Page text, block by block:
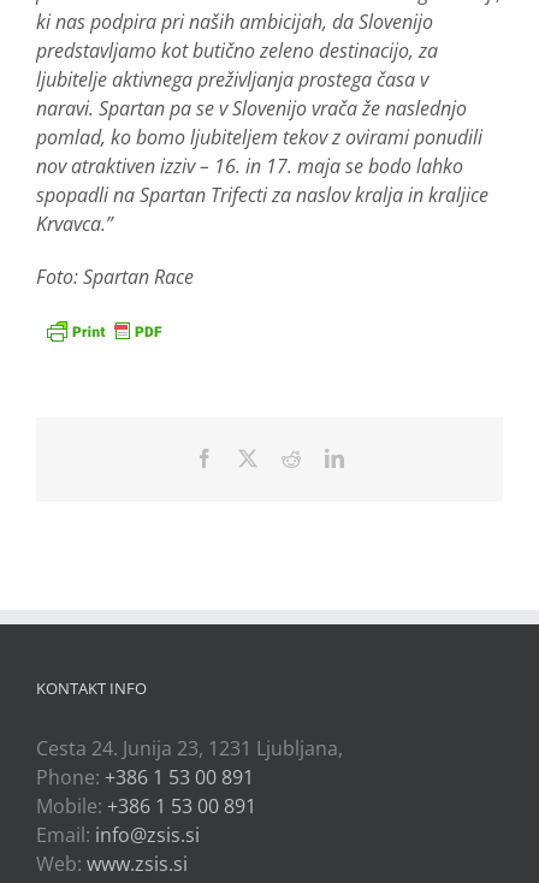
ki nas podpira pri naših ambicijah, da Slovenijo
predstavljamo kot butično zeleno destinacijo, za
ljubitelje aktivnega preživljanja prostega časa v
naravi. Spartan pa se v Slovenijo vrača že naslednjo
pomlad, ko bomo ljubiteljem tekov z ovirami ponudili
nov atraktiven izziv – 16. in 17. maja se bodo lahko
spopadli na Spartan Trifecti za naslov kralja in kraljice
Krvavca.”
Foto: Spartan Race
Facebook RedditLinkedIn
KONTAKT INFO
Cesta 24. Junija 23, 1231 Ljubljana,
Phone: +386 1 53 00 891
Mobile: +386 1 53 00 891
Email: info@zsis.si
Web: www.zsis.si